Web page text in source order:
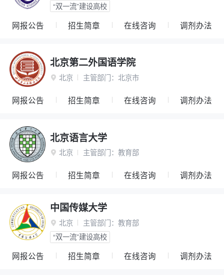
“双一流”建设高校
网报公告 招生简章 在线咨询 调剂办法
北京第二外国语学院
 北京 主管部门： 北京市
网报公告 招生简章 在线咨询 调剂办法
北京语言大学
 北京 主管部门： 教育部
网报公告 招生简章 在线咨询 调剂办法
中国传媒大学
 北京 主管部门： 教育部
“双一流”建设高校
网报公告 招生简章 在线咨询 调剂办法